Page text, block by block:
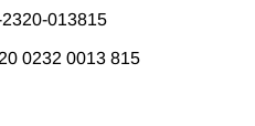
013815
0232 0013 815